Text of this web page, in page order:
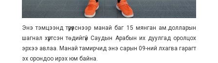
Энэ тэмцээнд түрүүлснээр манай баг 15 мянган ам.долларын
шагнал хүртсэн төдийгүй Саудын Арабын их дуулгад оролцох
эрхээ авлаа. Манай тамирчид энэ сарын 09-ний лхагва гарагт
эх орондоо ирэх юм байна.